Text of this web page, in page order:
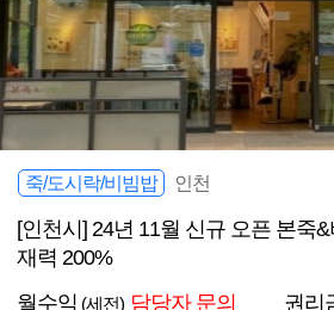
죽/도시락/비빔밥 인천
[인천시] 24년 11월 신규 오픈 본죽
재력 200%
월수익 (세전) 담당자 문의 권리